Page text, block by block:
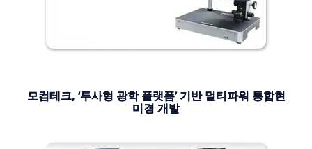
모컴테크, ‘투사형 광학 플랫폼’ 기반 멀티파워 통합현
미경 개발